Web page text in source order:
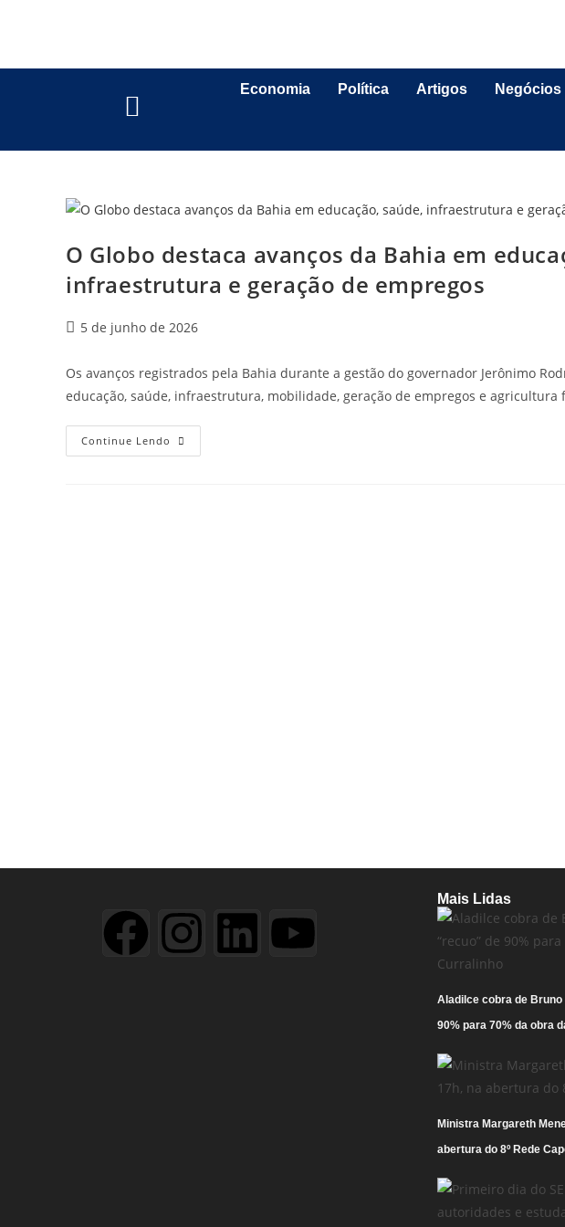
Economia Política Artigos Negócios
O Globo destaca avanços da Bahia em
infraestrutura e geração de empregos
5 de junho de 2026
Os avanços registrados pela Bahia durante a gestão do governador Jerônimo
educação, saúde, infraestrutura, mobilidade, geração de empregos e
Continue Lendo
Mais Lidas
Aladilce cobra de
90% para 70% da obra
Ministra Margareth
abertura do 8º Rede